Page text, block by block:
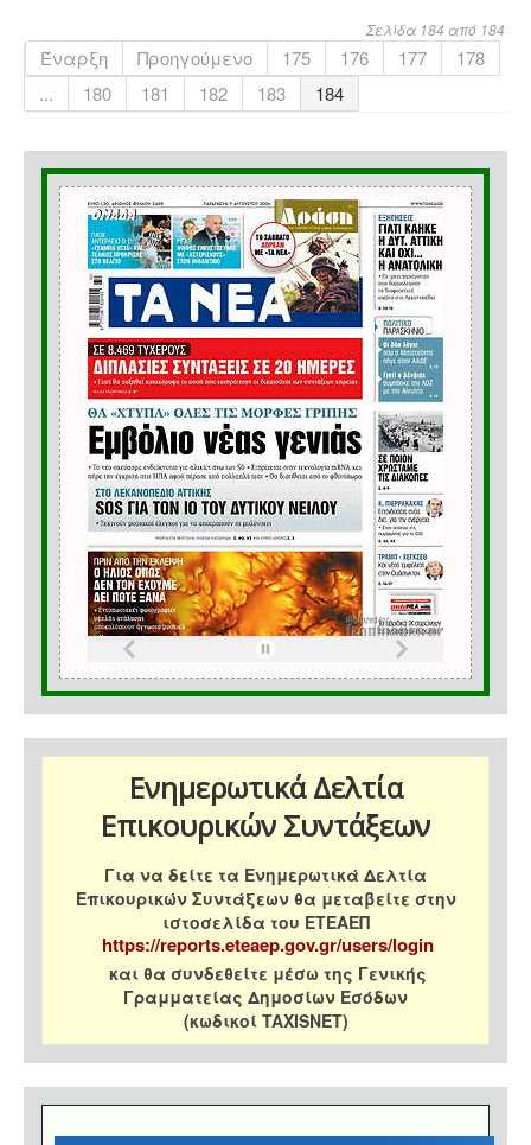
Σελίδα 184 από 184
Έναρξη Προηγούμενο 175 176 177
178
...
180 181 182 183 184
Ενημερωτικά Δελτία
Επικουρικών Συντάξεων
Για να δείτε τα Ενημερωτικά Δελτία
Επικουρικών Συντάξεων θα μεταβείτε στην
ιστοσελίδα του ΕΤΕΑΕΠ
https://reports.eteaep.gov.gr/users/login
και θα συνδεθείτε μέσω της Γενικής
Γραμματείας Δημοσίων Εσόδων
(κωδικοί TAXISNET)